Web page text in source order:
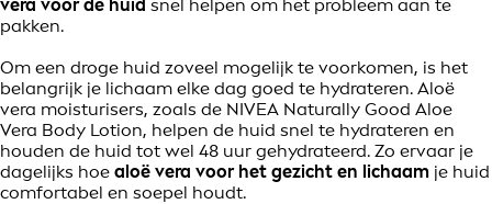
vera voor de huid snel helpen om het probleem aan te
pakken.
Om een droge huid zoveel mogelijk te voorkomen, is het
belangrijk je lichaam elke dag goed te hydrateren. Aloë
vera moisturisers, zoals de NIVEA Naturally Good Aloe
Vera Body Lotion, helpen de huid snel te hydrateren en
houden de huid tot wel 48 uur gehydrateerd. Zo ervaar je
dagelijks hoe aloë vera voor het gezicht en lichaam je huid
comfortabel en soepel houdt.